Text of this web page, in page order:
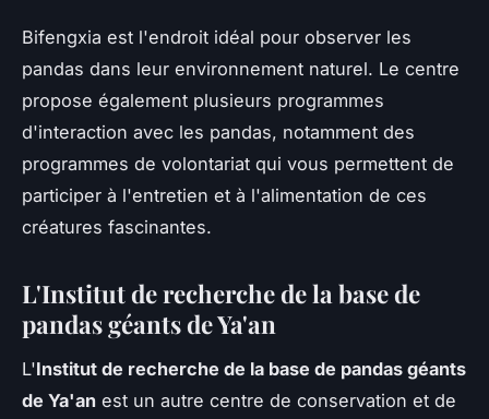
Bifengxia est l'endroit idéal pour observer les
pandas dans leur environnement naturel. Le centre
propose également plusieurs programmes
d'interaction avec les pandas, notamment des
programmes de volontariat qui vous permettent de
participer à l'entretien et à l'alimentation de ces
créatures fascinantes.
L'Institut de recherche de la base de
pandas géants de Ya'an
L'Institut de recherche de la base de pandas géants
de Ya'an est un autre centre de conservation et de